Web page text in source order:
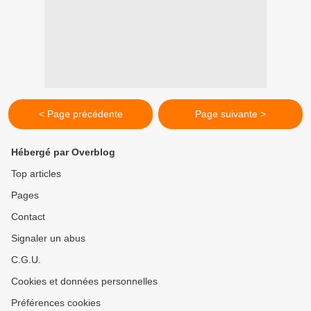
< Page précédente Page suivante >
Hébergé par Overblog
Top articles
Pages
Contact
Signaler un abus
C.G.U.
Cookies et données personnelles
Préférences cookies